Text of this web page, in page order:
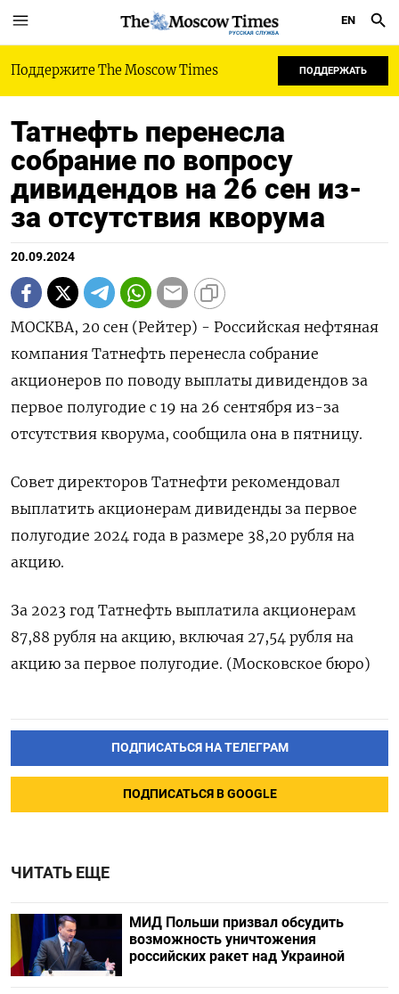
РУССКАЯ СЛУЖБА
EN
Поддержите The Moscow Times ПОДДЕРЖАТЬ
Татнефть перенесла
собрание по вопросу
дивидендов на 26 сен из-
за отсутствия кворума
20.09.2024
МОСКВА, 20 сен (Рейтер) - Российская нефтяная
компания Татнефть перенесла собрание
акционеров по поводу выплаты дивидендов за
первое полугодие с 19 на 26 сентября из-за
отсутствия кворума, сообщила она в пятницу.
Совет директоров Татнефти рекомендовал
выплатить акционерам дивиденды за первое
полугодие 2024 года в размере 38,20 рубля на
акцию.
За 2023 год Татнефть выплатила акционерам
87,88 рубля на акцию, включая 27,54 рубля на
акцию за первое полугодие. (Московское бюро)
ПОДПИСАТЬСЯ НА ТЕЛЕГРАМ
ПОДПИСАТЬСЯ В GOOGLE
ЧИТАТЬ ЕЩЕ
МИД Польши призвал обсудить
возможность уничтожения
российских ракет над Украиной